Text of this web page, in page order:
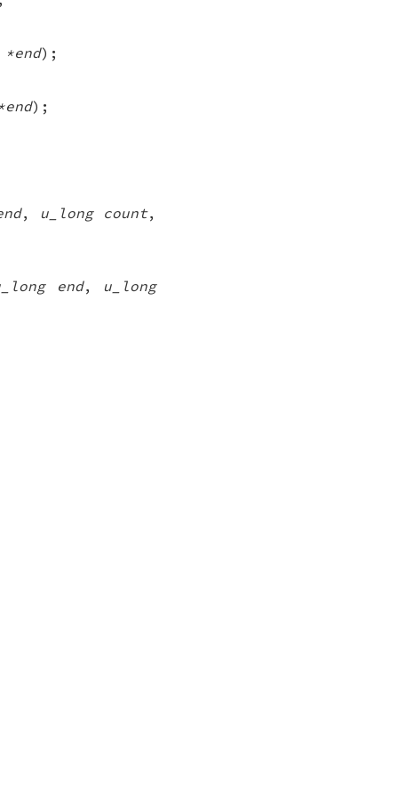
);
);
, u_long count,
end, u_long